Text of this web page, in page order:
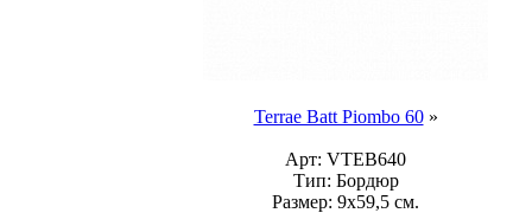
Terrae Batt Piombo 60»
Арт: VTEB640
Тип: Бордюр
Размер: 9x59,5 см.